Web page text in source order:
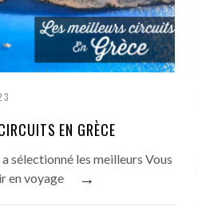
EN GRÈCE
sélectionné les meilleurs Vous
en voyage
→